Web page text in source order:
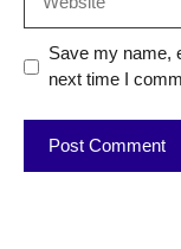
Save my name,
next time I